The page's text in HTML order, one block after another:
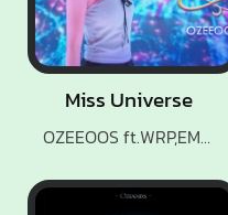
Miss Universe
OZEEOOS ft.WRP,EMMAFLOW,JAME$BONG